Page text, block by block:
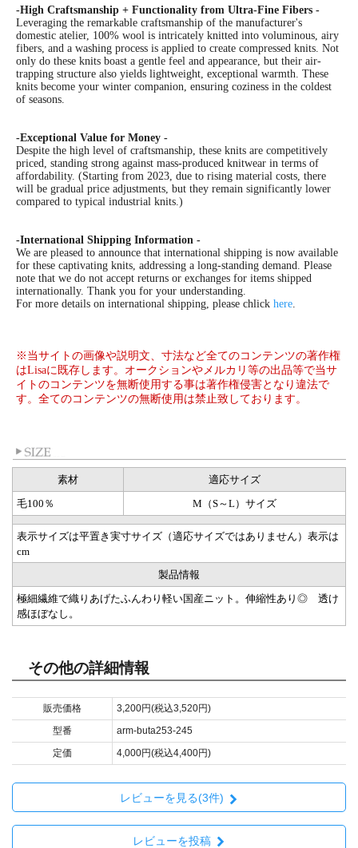
-High Craftsmanship + Functionality from Ultra-Fine Fibers -
Leveraging the remarkable craftsmanship of the manufacturer's
domestic atelier, 100% wool is intricately knitted into voluminous, airy
fibers, and a washing process is applied to create compressed knits. Not
only do these knits boast a gentle feel and appearance, but their air-
trapping structure also yields lightweight, exceptional warmth. These
knits become your winter companion, ensuring coziness in the coldest
of seasons.
-Exceptional Value for Money -
Despite the high level of craftsmanship, these knits are competitively
priced, standing strong against mass-produced knitwear in terms of
affordability. (Starting from 2023, due to rising material costs, there
will be gradual price adjustments, but they remain significantly lower
compared to typical industrial knits.)
-International Shipping Information -
We are pleased to announce that international shipping is now available
for these captivating knits, addressing a long-standing demand. Please
note that we do not accept returns or exchanges for items shipped
internationally. Thank you for your understanding.
For more details on international shipping, please chlick here.
※当サイトの画像や説明文、寸法など全てのコンテンツの著作権
はLisaに既存します。オークションやメルカリ等の出品等で当サ
イトのコンテンツを無断使用する事は著作権侵害となり違法で
す。全てのコンテンツの無断使用は禁止致しております。
素材
適応サイズ
毛100％
M（S～L）サイズ
表示サイズは平置き実寸サイズ（適応サイズではありません）表示は
cm
製品情報
極細繊維で織りあげたふんわり軽い国産ニット。伸縮性あり◎ 透け
感ほぼなし。
その他の詳細情報
販売価格
3,200円(税込3,520円)
型番
arm-buta253-245
定価
4,000円(税込4,400円)
レビューを見る(3件)
レビューを投稿